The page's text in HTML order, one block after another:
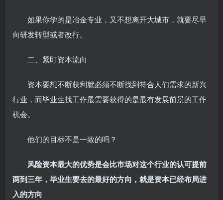
如果你学的是冶金专业，又不想离开大城市，就要尽早
向研发转型或者改行。
二、紧盯资本流向
资本要想不断获利就必须不断找到符合人们需求的新兴
行业，而毕业生找工作最需要获得的是最有发展前景的工作
机会。
他们的目标不是一致的吗？
风险资本最大的优势是会比市场对这个行业的认可提前
两到三年，毕业生要去的最好的方向，就是资本已经布局进
入的方向